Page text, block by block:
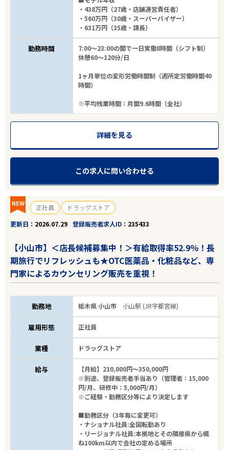
・438万円（27歳・店舗運営責任者）
・560万円（30歳・スーパーバイザー）
・631万円（35歳・課長）
勤務時間
7:00～23:00の間で一日実働8時間（シフト制）
休憩60～120分/日
1ヶ月単位の変形労働時間制（週所定労働時間40
時間）
※平均残業時間：月間9.6時間（全社）
詳細を見る
この求人に問い合わせる
NEW 正社員
ドラッグストア
更新日
2026.07.29 登録販売者求人ID 235433
【小山市】＜店長候補募集中！＞有給取得率52.9％！長
期旅行でリフレッシュも★OTC医薬品・化粧品など、専
門家によるカウンセリング販売を重視！
勤務地 栃木県 小山市 小山駅 (JR宇都宮線)
雇用形態 正社員
業種 ドラッグストア
給与
【月給】210,000円～350,000円
※別途、登録販売者手当あり（管理者：15,000
円/月、研修中：5,000円/月）
※ご経験・勤務区分等により決定します
■勤務区分（3年毎に変更可）
・ナショナル社員:全国転勤あり
・リージョナル社員:本拠地とその隣接県から概
ね100km以内で会社の定める場所